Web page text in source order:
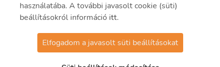
© 2021 MVM Zrt.
használatába. A további javasolt cookie (süti)
beállításokról információ itt.
Elfogadom a javasolt süti beállításokat